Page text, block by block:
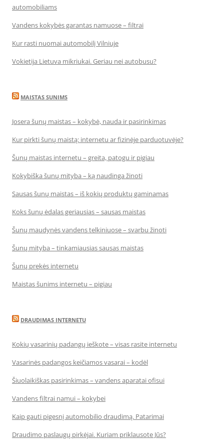
automobiliams
Vandens kokybės garantas namuose – filtrai
Kur rasti nuomai automobilį Vilniuje
Vokietija Lietuva mikriukai. Geriau nei autobusu?
MAISTAS SUNIMS
Josera šunų maistas – kokybė, nauda ir pasirinkimas
Kur pirkti šunų maistą: internetu ar fizinėje parduotuvėje?
Šunų maistas internetu – greita, patogu ir pigiau
Kokybiška šunų mityba – ką naudinga žinoti
Sausas šunų maistas – iš kokių produktų gaminamas
Koks šunų ėdalas geriausias – sausas maistas
Šunų maudynės vandens telkiniuose – svarbu žinoti
Šunų mityba – tinkamiausias sausas maistas
Šunų prekės internetu
Maistas šunims internetu – pigiau
DRAUDIMAS INTERNETU
Kokių vasarinių padangų ieškote – visas rasite internetu
Vasarinės padangos keičiamos vasarai – kodėl
Šiuolaikiškas pasirinkimas – vandens aparatai ofisui
Vandens filtrai namui – kokybei
Kaip gauti pigesnį automobilio draudimą. Patarimai
Draudimo paslaugų pirkėjai. Kuriam priklausote Jūs?